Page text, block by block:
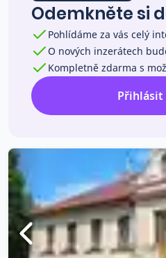
Odemkněte si
Pohlídáme za vás celý
O nových inzerátech
Kompletně zdarma s
Přihlásit